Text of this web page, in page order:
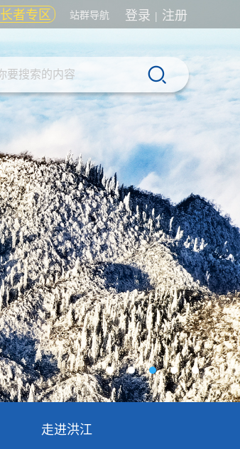
长者专区 站群导航 登录 | 注册
走进洪江